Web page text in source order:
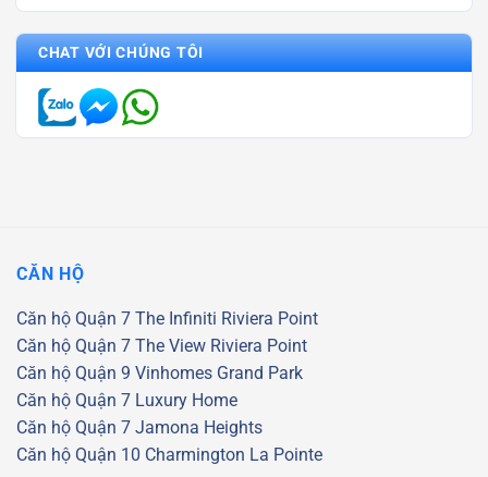
CHAT VỚI CHÚNG TÔI
CĂN HỘ
Căn hộ Quận 7 The Infiniti Riviera Point
Căn hộ Quận 7 The View Riviera Point
Căn hộ Quận 9 Vinhomes Grand Park
Căn hộ Quận 7 Luxury Home
Căn hộ Quận 7 Jamona Heights
Căn hộ Quận 10 Charmington La Pointe